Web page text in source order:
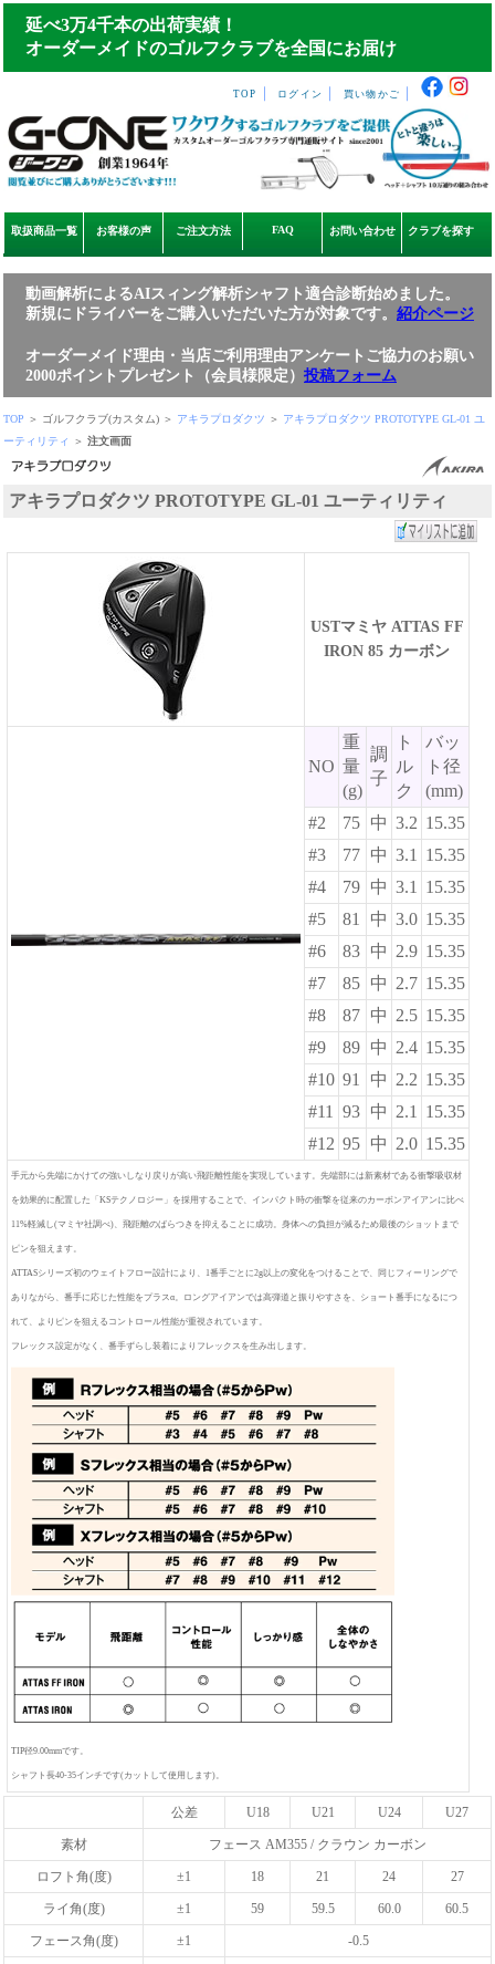
延べ3万4千本の出荷実績！
オーダーメイドのゴルフクラブを全国にお届け
TOP ログイン 買い物かご
取扱商品一覧 お客様の声 ご注文方法 FAQ お問い合わせ クラブを探す
動画解析によるAIスィング解析シャフト適合診断始めました。
新規にドライバーをご購入いただいた方が対象です。 紹介ページ
オーダーメイド理由・当店ご利用理由アンケートご協力のお願い
2000ポイントプレゼント（会員様限定） 投稿フォーム
TOP ＞ ゴルフクラブ(カスタム) ＞ アキラプロダクツ ＞ アキラプロダクツ PROTOTYPE GL-01 ユ
ーティリティ
＞ 注文画面
アキラプロダクツ PROTOTYPE GL-01 ユーティリティ
USTマミヤ ATTAS FF
IRON 85 カーボン
NO
重
量
(g)
調
子
ト
ル
ク
バッ
ト径
(mm)
#2
75 中 3.2 15.35
#3
77 中 3.1
15.35
#4
79 中 3.1
15.35
#5
81 中 3.0 15.35
#6
83 中 2.9 15.35
#7
85 中 2.7 15.35
#8
87 中 2.5 15.35
#9
89 中 2.4 15.35
#10 91 中 2.2 15.35
#11
93 中 2.1
15.35
#12 95 中 2.0 15.35
手元から先端にかけての強いしなり戻りが高い飛距離性能を実現しています。先端部には新素材である衝撃吸収材
を効果的に配置した「KSテクノロジー」を採用することで、インパクト時の衝撃を従来のカーボンアイアンに比べ
11%軽減し(マミヤ社調べ)、飛距離のばらつきを抑えることに成功。身体への負担が減るため最後のショットまで
ピンを狙えます。
ATTASシリーズ初のウェイトフロー設計により、1番手ごとに2g以上の変化をつけることで、同じフィーリングで
ありながら、番手に応じた性能をプラスα。ロングアイアンでは高弾道と振りやすさを、ショート番手になるにつ
れて、よりピンを狙えるコントロール性能が重視されています。
フレックス設定がなく、番手ずらし装着によりフレックスを生み出します。
TIP径9.00mmです。
シャフト長40-35インチです(カットして使用します)。
公差 U18 U21 U24 U27
素材 フェース AM355 / クラウン カーボン
ロフト角(度) ±1 18 21 24 27
ライ角(度) ±1 59 59.5 60.0 60.5
フェース角(度) ±1 -0.5